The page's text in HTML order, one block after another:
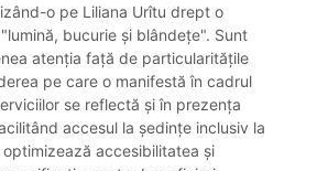
o pe Liliana Urîtu drept o
bucurie și blândețe". Sunt
atenția față de particularitățile
pe care o manifestă în cadrul
se reflectă și în prezența
accesul la ședințe inclusiv la
accesibilitatea și